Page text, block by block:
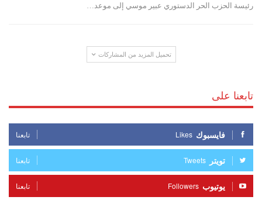
رئيسة الحزب الحر الدستوري عبير موسي إلى موعد…
تحميل المزيد من المشاركات
تابعنا على
فايسبوك Likes تابعنا
تويتر Tweets تابعنا
يوتيوب Followers تابعنا